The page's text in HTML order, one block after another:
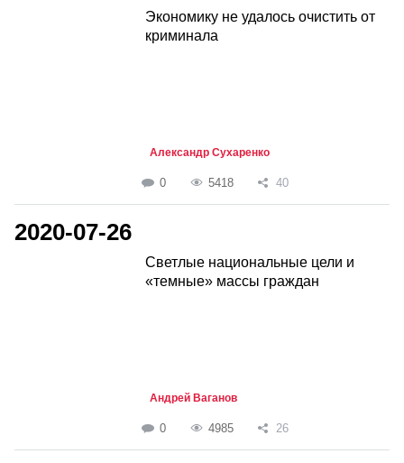
Экономику не удалось очистить от
криминала
Александр Сухаренко
0 5418 40
2020-07-26
Светлые национальные цели и
«темные» массы граждан
Андрей Ваганов
0 4985 26